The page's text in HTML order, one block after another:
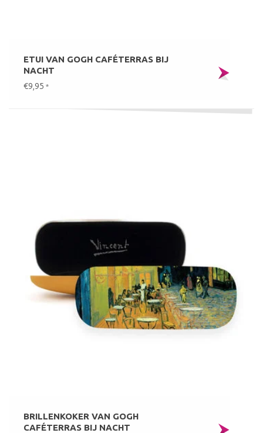
ETUI VAN GOGH CAFÉTERRAS BIJ
NACHT
€9,95 *
BRILLENKOKER VAN GOGH
CAFÉTERRAS BIJ NACHT